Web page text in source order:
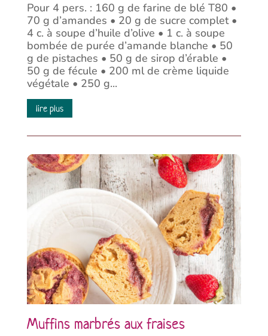
Pour 4 pers. : 160 g de farine de blé T80 •
70 g d’amandes • 20 g de sucre complet •
4 c. à soupe d’huile d’olive • 1 c. à soupe
bombée de purée d’amande blanche • 50
g de pistaches • 50 g de sirop d’érable •
50 g de fécule • 200 ml de crème liquide
végétale • 250 g...
lire plus
Muffins marbrés aux fraises